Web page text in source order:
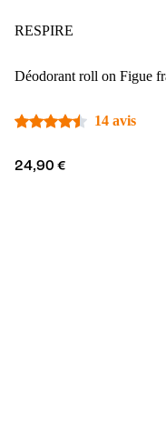
RESPIRE
Déodorant roll on Figue
14 avis
24,90 €